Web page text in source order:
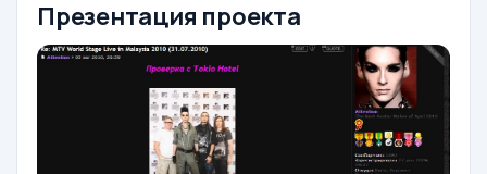
Презентация проекта